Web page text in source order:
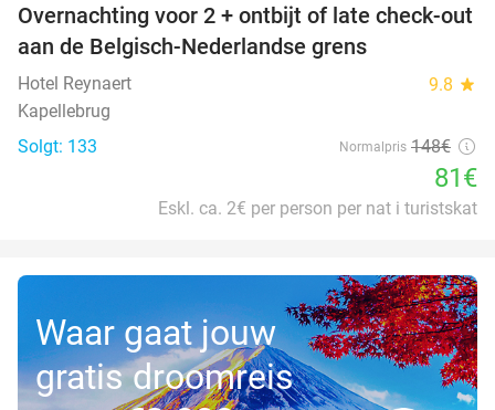
45%
Overnachting voor 2 + ontbijt of late check-out
aan de Belgisch-Nederlandse grens
Hotel Reynaert 9.8 star
Kapellebrug
Solgt: 133
Normalpris 148€
81€
Eskl. ca. 2€ per person per nat i turistskat
Waar gaat jouw
gratis droomreis